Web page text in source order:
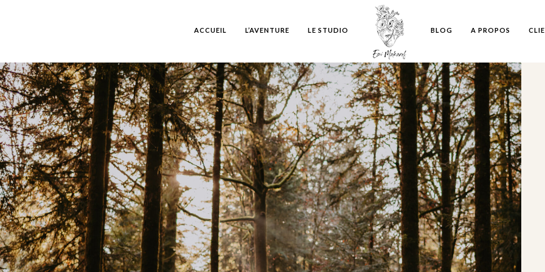
ACCUEIL L’AVENTURE LE STUDIO BLOG A PROPOS